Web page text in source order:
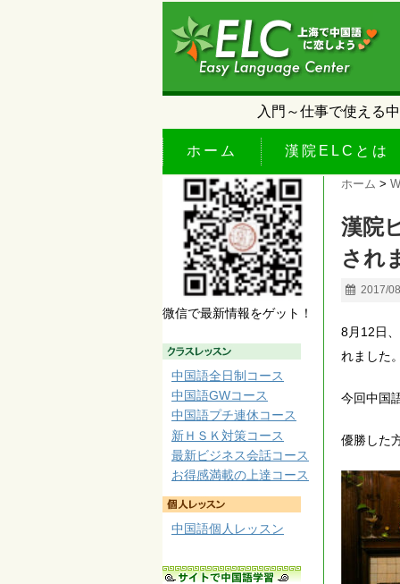
入門～仕事で使える
ホーム 漢院ELCとは
ホーム >
漢院
され
2017/
8月12日
れました
今回中国
優勝した
微信で最新情報をゲット！
中国語全日制コース
中国語GWコース
中国語プチ連休コース
新ＨＳＫ対策コース
最新ビジネス会話コース
お得感満載の上達コース
中国語個人レッスン